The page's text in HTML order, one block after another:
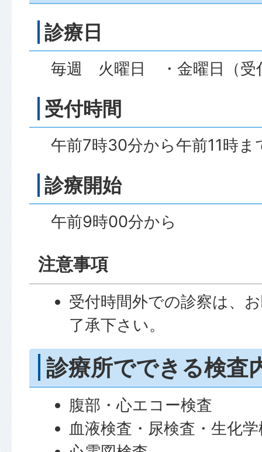
診療日
毎週 火曜日 ・金曜日（受
受付時間
午前7時30分から午前11時ま
診療開始
午前9時00分から
注意事項
受付時間外での診察は、
了承下さい。
診療所でできる検査
腹部・心エコー検査
血液検査・尿検査・生化